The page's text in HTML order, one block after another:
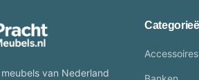
van Nederland
Accessoires